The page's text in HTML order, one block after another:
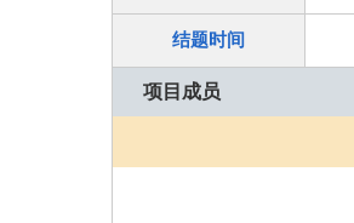
结题时间
项目成员